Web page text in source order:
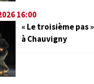
16:00
« Le troisième pas »
à Chauvigny